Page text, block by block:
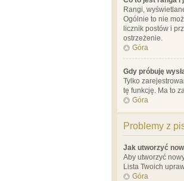
Rangi,
Ogólnie to nie
licznik postów i
ostrzeżenie.
Góra
Gdy próbuję
Tylko
tę funkcję. Ma to
Góra
Problemy z
Jak utworzyć
Aby utworzyć
Lista Twoich
Góra